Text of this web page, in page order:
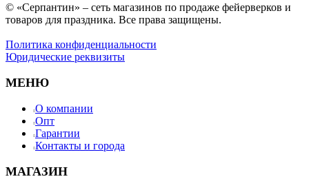
© «Серпантин» – сеть магазинов по продаже фейерверков и
товаров для праздника. Все права защищены.
Политика конфиденциальности
Юридические реквизиты
МЕНЮ
О компании
Опт
Гарантии
Контакты и города
МАГАЗИН